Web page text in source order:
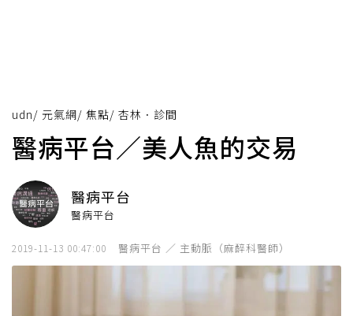
udn/ 元氣網/ 焦點/ 杏林．診間
醫病平台／美人魚的交易
醫病平台
醫病平台
2019-11-13 00:47:00 醫病平台 ／ 主動脈（麻醉科醫師）